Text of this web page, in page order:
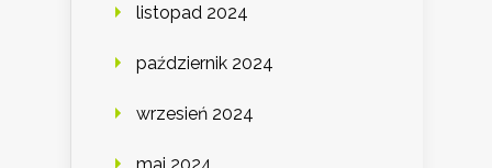
listopad 2024
październik 2024
wrzesień 2024
maj 2024